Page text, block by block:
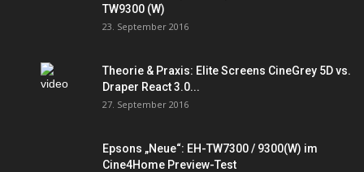
TW9300 (W)
23. September 2016
Theorie & Praxis: Elite Screens CineGrey 5D vs.
Draper React 3.0...
27. September 2016
Epsons „Neue“: EH-TW7300 / 9300(W) im
Cine4Home Preview-Test